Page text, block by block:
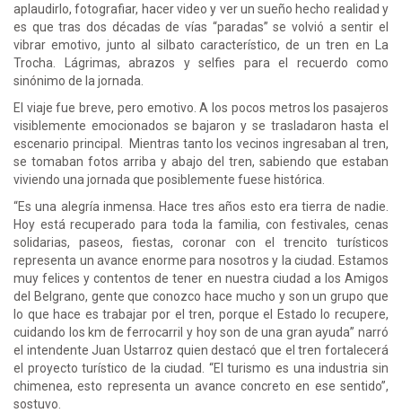
aplaudirlo, fotografiar, hacer video y ver un sueño hecho realidad y
es que tras dos décadas de vías “paradas” se volvió a sentir el
vibrar emotivo, junto al silbato característico, de un tren en La
Trocha. Lágrimas, abrazos y selfies para el recuerdo como
sinónimo de la jornada.
El viaje fue breve, pero emotivo. A los pocos metros los pasajeros
visiblemente emocionados se bajaron y se trasladaron hasta el
escenario principal. Mientras tanto los vecinos ingresaban al tren,
se tomaban fotos arriba y abajo del tren, sabiendo que estaban
viviendo una jornada que posiblemente fuese histórica.
“Es una alegría inmensa. Hace tres años esto era tierra de nadie.
Hoy está recuperado para toda la familia, con festivales, cenas
solidarias, paseos, fiestas, coronar con el trencito turísticos
representa un avance enorme para nosotros y la ciudad. Estamos
muy felices y contentos de tener en nuestra ciudad a los Amigos
del Belgrano, gente que conozco hace mucho y son un grupo que
lo que hace es trabajar por el tren, porque el Estado lo recupere,
cuidando los km de ferrocarril y hoy son de una gran ayuda” narró
el intendente Juan Ustarroz quien destacó que el tren fortalecerá
el proyecto turístico de la ciudad. “El turismo es una industria sin
chimenea, esto representa un avance concreto en ese sentido”,
sostuvo.